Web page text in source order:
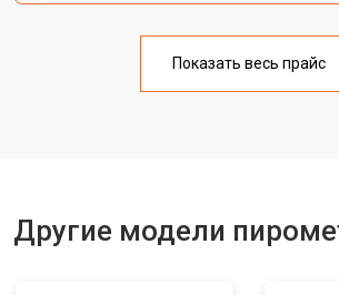
Показать весь прайс
Другие модели